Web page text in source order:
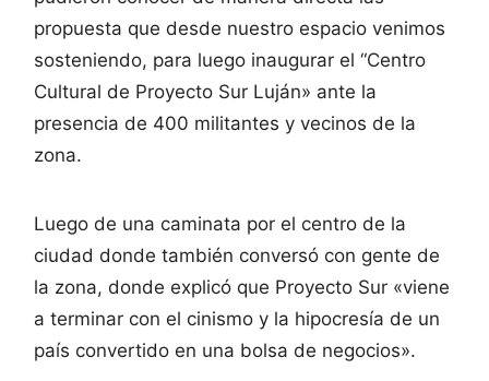
propuesta que desde nuestro espacio venimos
sosteniendo, para luego inaugurar el “Centro
Cultural de Proyecto Sur Luján» ante la
presencia de 400 militantes y vecinos de la
zona.
Luego de una caminata por el centro de la
ciudad donde también conversó con gente de
la zona, donde explicó que Proyecto Sur «viene
a terminar con el cinismo y la hipocresía de un
país convertido en una bolsa de negocios».